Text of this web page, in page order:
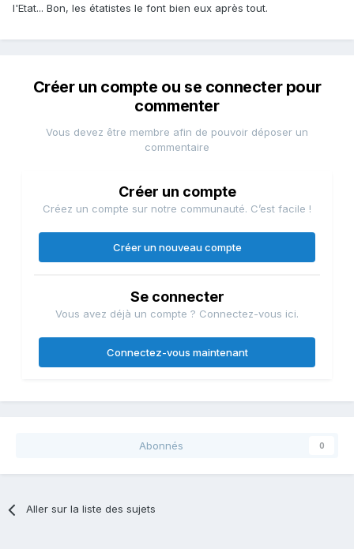
l'Etat... Bon, les étatistes le font bien eux après tout.
Créer un compte ou se connecter pour
commenter
Vous devez être membre afin de pouvoir déposer un
commentaire
Créer un compte
Créez un compte sur notre communauté. C’est facile !
Créer un nouveau compte
Se connecter
Vous avez déjà un compte ? Connectez-vous ici.
Connectez-vous maintenant
Abonnés 0
Aller sur la liste des sujets